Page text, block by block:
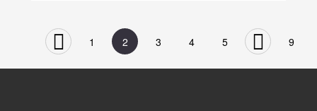
1 2 3 4 5 9